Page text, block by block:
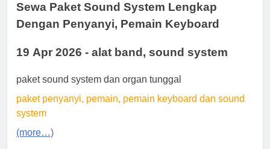
Sewa Paket Sound System Lengkap
Dengan Penyanyi, Pemain Keyboard
19 Apr 2026 - alat band, sound system
paket sound system dan organ tunggal
paket penyanyi, pemain, pemain keyboard dan sound
system
(more…)